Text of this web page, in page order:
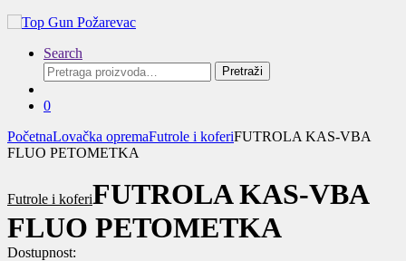
Search
Pretraga
za:
Pretraži
0
PočetnaLovačka opremaFutrole i koferiFUTROLA KAS-VBA
FLUO PETOMETKA
Futrole i koferiFUTROLA KAS-VBA
FLUO PETOMETKA
Dostupnost: